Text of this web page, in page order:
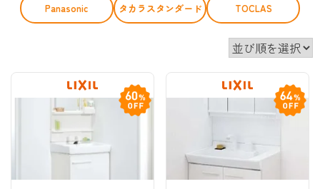
Panasonic タカラスタンダード TOCLAS